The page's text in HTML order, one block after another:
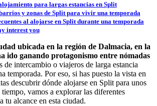
para largas estancias en Split
y zonas de Split para vivir una temporada
al alojarse en Split durante una temporada
interest you
ubicada en la región de Dalmacia, en la
ido ganando protagonismo entre nómadas
de intercambio o viajeros de larga estancia
temporada. Por eso, si has puesto la vista en
descubrir dónde alojarse en Split para unos
tiempo, vamos a explorar las diferentes
tu alcance en esta ciudad.